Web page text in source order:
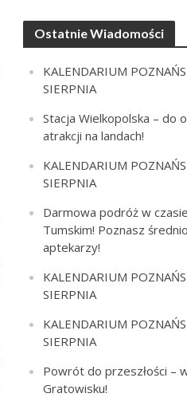
Ostatnie Wiadomości
KALENDARIUM
SIERPNIA
Stacja Wielkopolska – do
atrakcji na landach!
KALENDARIUM
SIERPNIA
Darmowa podróż w
Tumskim! Poznasz
aptekarzy!
KALENDARIUM
SIERPNIA
KALENDARIUM
SIERPNIA
Powrót do przeszłości –
Gratowisku!